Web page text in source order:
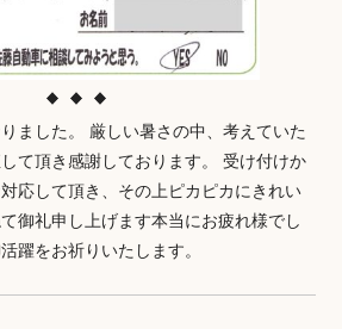
ました。 厳しい暑さの中、考えていた
て頂き感謝しております。 受け付けか
応して頂き、その上ピカピカにきれい
御礼申し上げます本当にお疲れ様でし
躍をお祈りいたします。